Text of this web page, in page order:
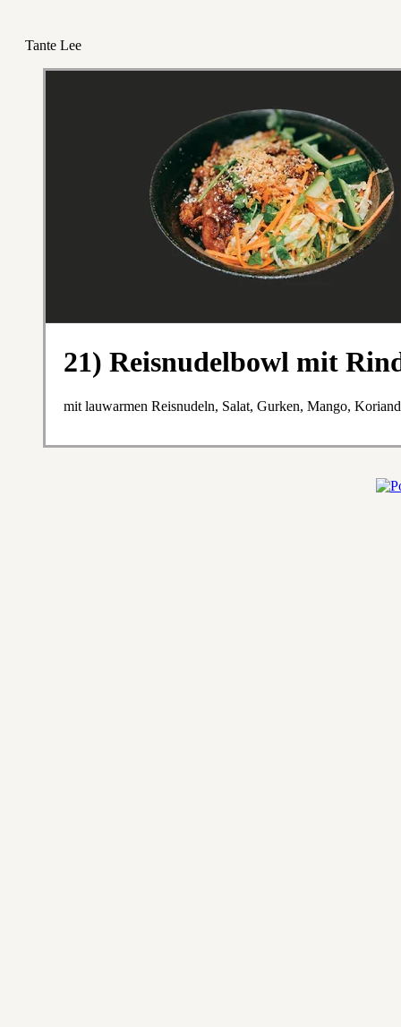
Tante Lee
21) Reisnudelbowl mit
mit lauwarmen Reisnudeln, Salat, Gurken, Mango,